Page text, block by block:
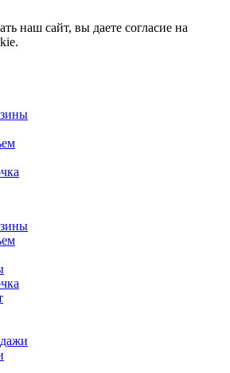
наш сайт, вы даете согласие на